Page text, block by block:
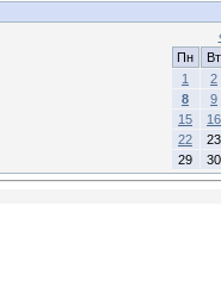
Пн
Вт
1
2
8
9
15
16
22
23
29
30